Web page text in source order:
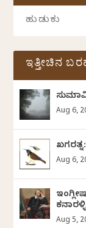
ಇತ್ತೀಚಿನ
Aug 6,
Aug 6,
Aug 5,